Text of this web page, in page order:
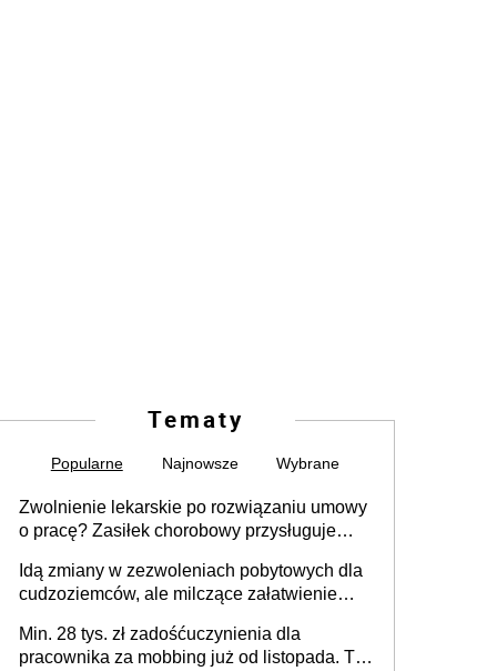
Tematy
Popularne Najnowsze Wybrane
Zwolnienie lekarskie po rozwiązaniu umowy
o pracę? Zasiłek chorobowy przysługuje
dni od ustania stosunku pracy
Idą zmiany w zezwoleniach pobytowych dla
cudzoziemców, ale milczące załatwienie
Min. 28 tys. zł zadośćuczynienia dla
pracownika za mobbing już od listopada. To